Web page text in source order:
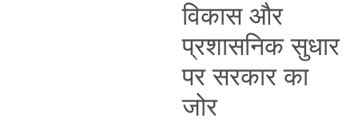
विकास और
प्रशासनिक सुधार
पर सरकार का
जोर